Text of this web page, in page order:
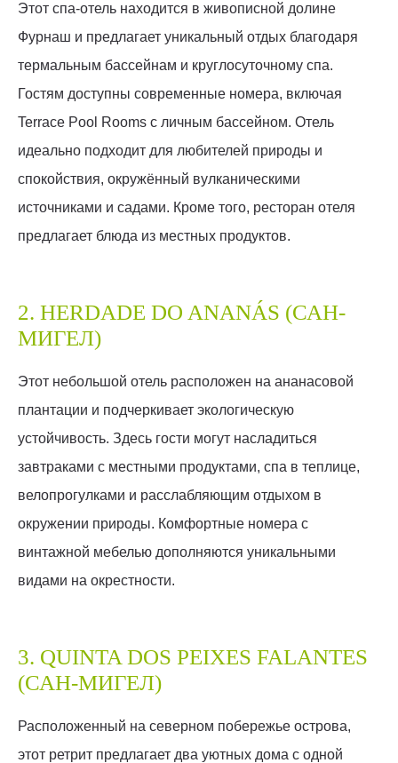
Этот спа-отель находится в живописной долине
Фурнаш и предлагает уникальный отдых благодаря
термальным бассейнам и круглосуточному спа.
Гостям доступны современные номера, включая
Terrace Pool Rooms с личным бассейном. Отель
идеально подходит для любителей природы и
спокойствия, окружённый вулканическими
источниками и садами. Кроме того, ресторан отеля
предлагает блюда из местных продуктов.
2. HERDADE DO ANANÁS (САН-
МИГЕЛ)
Этот небольшой отель расположен на ананасовой
плантации и подчеркивает экологическую
устойчивость. Здесь гости могут насладиться
завтраками с местными продуктами, спа в теплице,
велопрогулками и расслабляющим отдыхом в
окружении природы. Комфортные номера с
винтажной мебелью дополняются уникальными
видами на окрестности.
3. QUINTA DOS PEIXES FALANTES
(САН-МИГЕЛ)
Расположенный на северном побережье острова,
этот ретрит предлагает два уютных дома с одной